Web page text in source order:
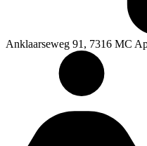
Anklaarseweg 91, 7316 MC